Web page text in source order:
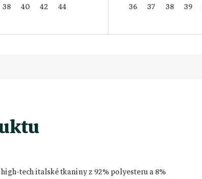
38 40 42 44
36
37 38 39
tech italské tkaniny z 92% polyesteru a 8%